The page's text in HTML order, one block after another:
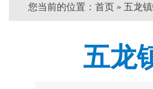
您当前的位置： 首页 » 五龙
五龙